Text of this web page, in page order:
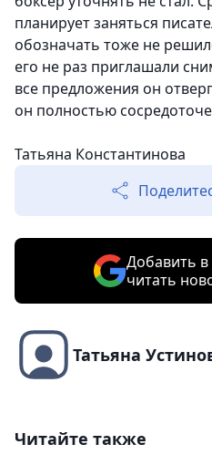
планирует заняться
обозначать тоже не
его не раз приглашали
все предложения он
он полностью
Татьяна Константинова
Добавить
читать
Татьяна
Читайте также